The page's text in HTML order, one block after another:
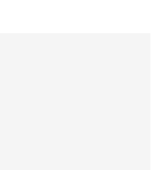
Adamma